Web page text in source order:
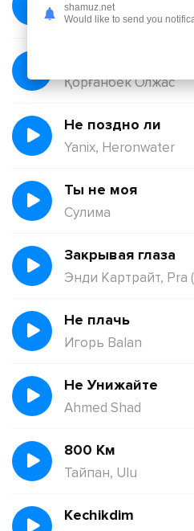
Йович
Қорғанбек Олжас
Не поздно ли
Yanix, Heronwater
Ты не моя
Сулима
Закрывая глаза
Энди Картрайт, Pra
Не плачь
Игорь Balan
Не Унижайте
Ahmed Shad
800 Км
Тайпан, Ulu
Kechikdim
shamuz.net
Would like to send you